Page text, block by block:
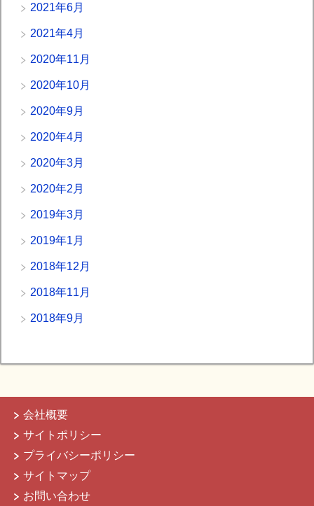
2021年6月
2021年4月
2020年11月
2020年10月
2020年9月
2020年4月
2020年3月
2020年2月
2019年3月
2019年1月
2018年12月
2018年11月
2018年9月
会社概要
サイトポリシー
プライバシーポリシー
サイトマップ
お問い合わせ